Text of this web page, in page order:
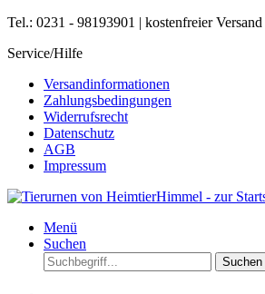
Tel.: 0231 - 98193901 | kostenfreier Versand
Service/Hilfe
Versandinformationen
Zahlungsbedingungen
Widerrufsrecht
Datenschutz
AGB
Impressum
Menü
Suchen
Suchen